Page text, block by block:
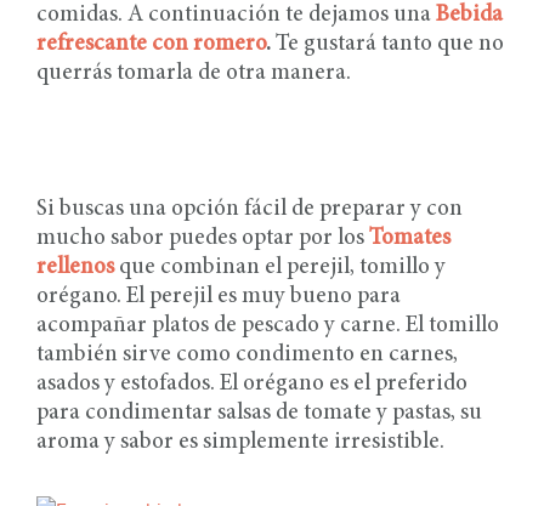
comidas. A continuación te dejamos una Bebida
refrescante con romero. Te gustará tanto que no
querrás tomarla de otra manera.
Si buscas una opción fácil de preparar y con
mucho sabor puedes optar por los Tomates
rellenosque combinan el perejil, tomillo y
orégano. El perejil es muy bueno para
acompañar platos de pescado y carne. El tomillo
también sirve como condimento en carnes,
asados y estofados. El orégano es el preferido
para condimentar salsas de tomate y pastas, su
aroma y sabor es simplemente irresistible.